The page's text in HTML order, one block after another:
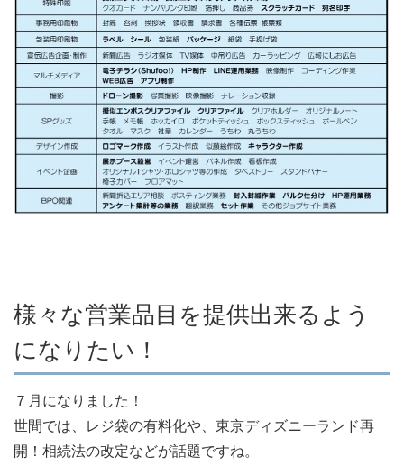
様々な営業品目を提供出来るよう
になりたい！
７月になりました！
世間では、レジ袋の有料化や、東京ディズニーランド再
開！相続法の改定などが話題ですね。